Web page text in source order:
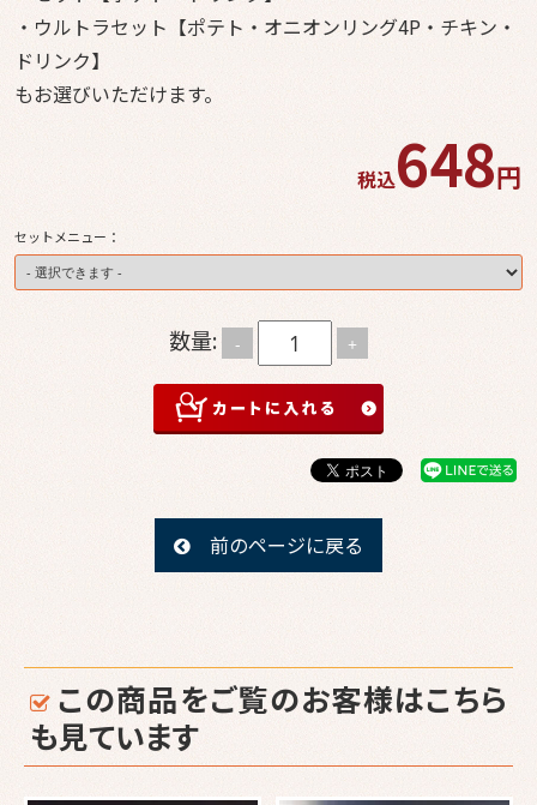
ドメ
文の流れ
メディア
特定商取
引法に基
づく表記
サイトマ
・ウルトラセット【ポテト・オニオンリング4P・チキン・
ドリンク】
もお選びいただけます。
税込648円
セットメニュー：
数量: - +
前のページに戻る
この商品をご覧のお客様はこちら
も見ています